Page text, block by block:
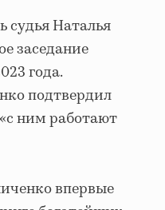
судья Наталья
заседание
года.
подтвердил
ним работают
впервые